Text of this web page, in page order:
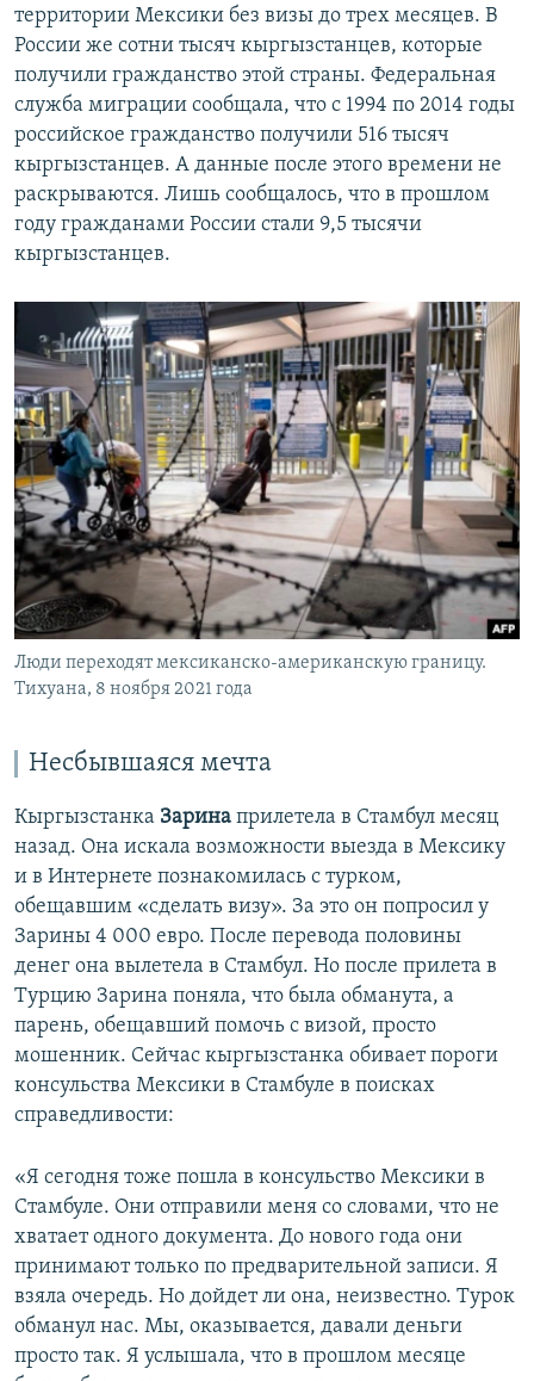
территории Мексики без визы до трех месяцев. В
России же сотни тысяч кыргызстанцев, которые
получили гражданство этой страны. Федеральная
служба миграции сообщала, что с 1994 по 2014 годы
российское гражданство получили 516 тысяч
кыргызстанцев. А данные после этого времени не
раскрываются. Лишь сообщалось, что в прошлом
году гражданами России стали 9,5 тысячи
кыргызстанцев.
Люди переходят мексиканско-американскую границу.
Тихуана, 8 ноября 2021 года
Несбывшаяся мечта
Кыргызстанка Зарина прилетела в Стамбул месяц
назад. Она искала возможности выезда в Мексику
и в Интернете познакомилась с турком,
обещавшим «сделать визу». За это он попросил у
Зарины 4 000 евро. После перевода половины
денег она вылетела в Стамбул. Но после прилета в
Турцию Зарина поняла, что была обманута, а
парень, обещавший помочь с визой, просто
мошенник. Сейчас кыргызстанка обивает пороги
консульства Мексики в Стамбуле в поисках
справедливости:
«Я сегодня тоже пошла в консульство Мексики в
Стамбуле. Они отправили меня со словами, что не
хватает одного документа. До нового года они
принимают только по предварительной записи. Я
взяла очередь. Но дойдет ли она, неизвестно. Турок
обманул нас. Мы, оказывается, давали деньги
просто так. Я услышала, что в прошлом месяце